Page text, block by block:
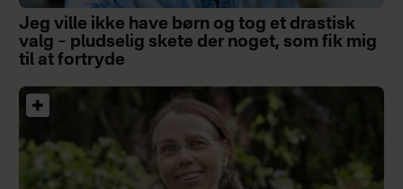
Jeg ville ikke have børn og tog et drastisk
valg – pludselig skete der noget, som fik mig
til at fortryde